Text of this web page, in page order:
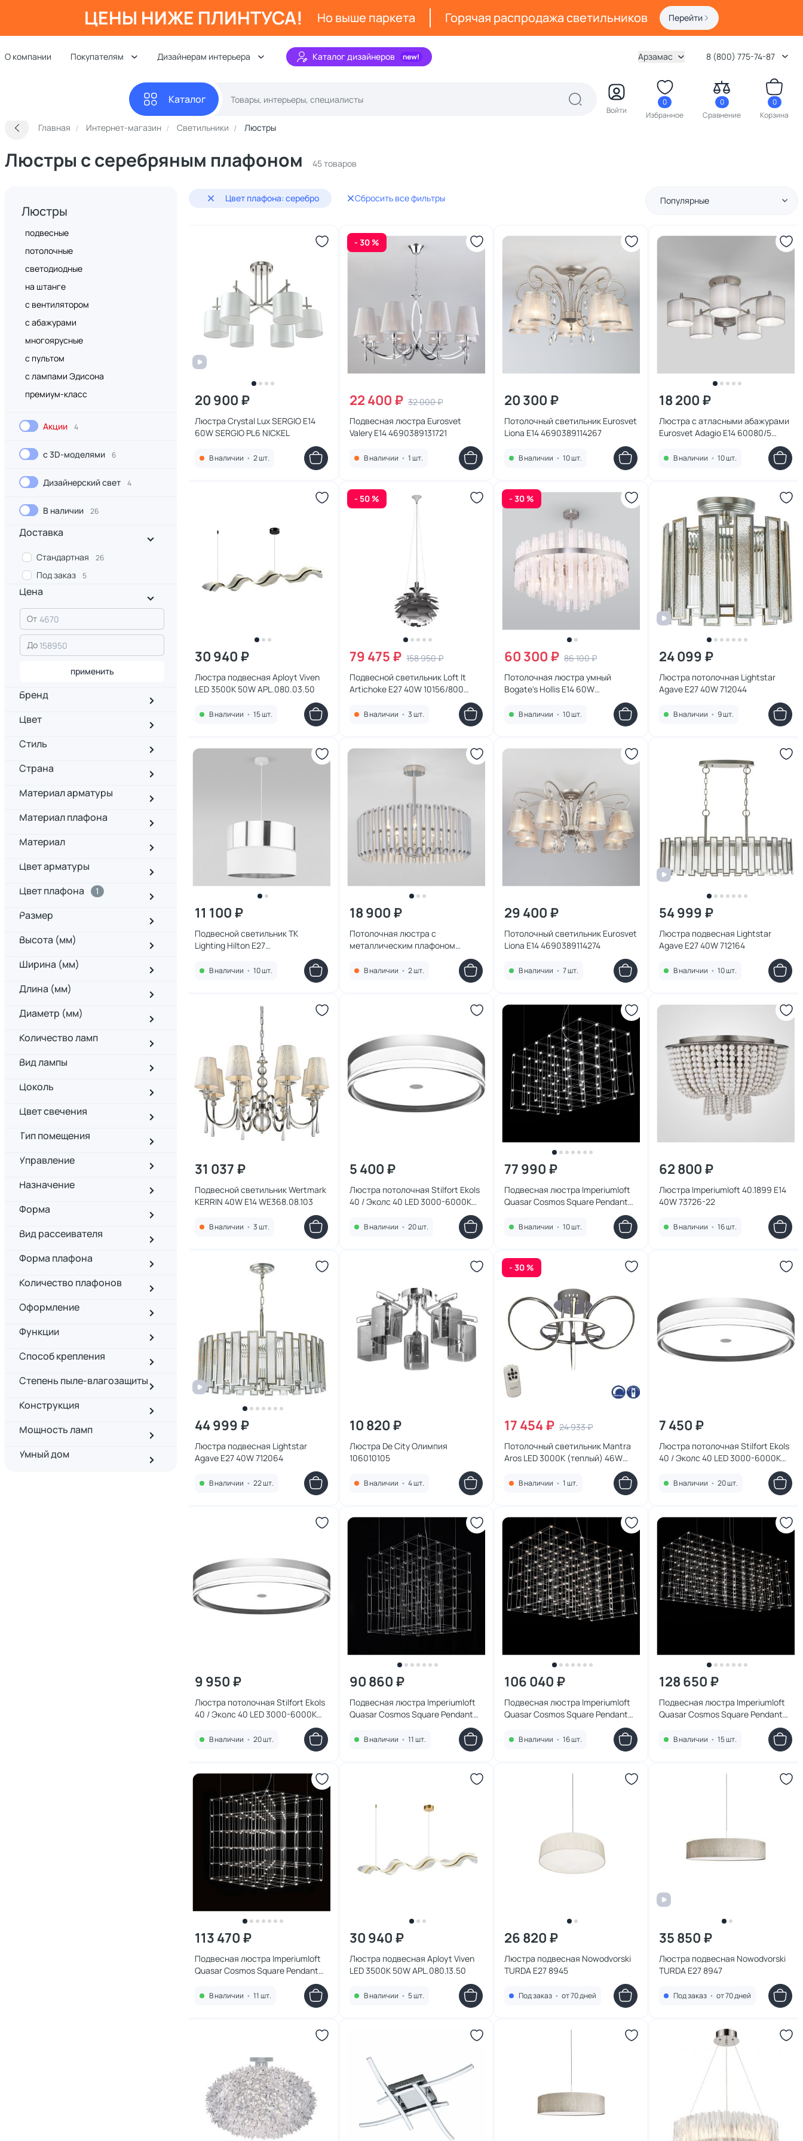
ЦЕНЫ НИЖЕ ПЛИНТУСА! Но выше паркета Горячая распродажа светильников Перейти
О компании Покупателям Дизайнерам интерьера Каталог дизайнеров Арзамас 8 (800) 775-74-87
Каталог
Войти
0
Избранное
0
Сравнение
0
Корзина
Главная Интернет-магазин Светильники Люстры
Люстры с серебряным плафоном 45 товаров
Люстры
подвесные
потолочные
светодиодные
на штанге
с вентилятором
с абажурами
многоярусные
с пультом
с лампами Эдисона
премиум-класс
Акции 4
с 3D-моделями 6
Дизайнерский свет 4
В наличии 26
Доставка
Стандартная 26
Под заказ 5
Цена
От
До
применить
Бренд
Цвет
Стиль
Страна
Материал арматуры
Материал плафона
Материал
Цвет арматуры
Цвет плафона
1
Размер
Высота (мм)
Ширина (мм)
Длина (мм)
Диаметр (мм)
Количество ламп
Вид лампы
Цоколь
Цвет свечения
Тип помещения
Управление
Назначение
Форма
Вид рассеивателя
Форма плафона
Количество плафонов
Оформление
Функции
Способ крепления
Степень пыле-влагозащиты
Конструкция
Мощность ламп
Умный дом
Цвет плафона: серебро Сбросить все фильтры Популярные
20 900 ₽
Люстра Crystal Lux SERGIO E14
60W SERGIO PL6 NICKEL
В наличии • 2 шт.
- 30 %
22 400 ₽ 32 000 ₽
Подвесная люстра Eurosvet
Valery E14 4690389131721
В наличии • 1 шт.
20 300 ₽
Потолочный светильник Eurosvet
Liona E14 4690389114267
В наличии • 10 шт.
18 200 ₽
Люстра с атласными абажурами
Eurosvet Adagio E14 60080/5
В наличии • 10 шт.
30 940 ₽
Люстра подвесная Aployt Viven
LED 3500К 50W APL.080.03.50
В наличии • 15 шт.
- 50 %
79 475 ₽ 158 950 ₽
Подвесной светильник Loft It
Artichoke E27 40W 10156/800
В наличии • 3 шт.
- 30 %
60 300 ₽ 86 100 ₽
Потолочная люстра умный
Bogate's Hollis E14 60W
В наличии • 10 шт.
24 099 ₽
Люстра потолочная Lightstar
Agave E27 40W 712044
В наличии • 9 шт.
11 100 ₽
Подвесной светильник TK
Lighting Hilton E27
В наличии • 10 шт.
18 900 ₽
Потолочная люстра с
металлическим плафоном
2900К (теплый) 60W
В наличии • 2 шт.
29 400 ₽
Потолочный светильник Eurosvet
Liona E14 4690389114274
В наличии • 7 шт.
54 999 ₽
Люстра подвесная Lightstar
Agave E27 40W 712164
В наличии • 10 шт.
31 037 ₽
Подвесной светильник Wertmark
KERRIN 40W E14 WE368.08.103
В наличии • 3 шт.
5 400 ₽
Люстра потолочная Stilfort Ekols
40 / Эколс 40 LED 3000-6000K
В наличии • 20 шт.
77 990 ₽
Подвесная люстра Imperiumloft
Quasar Cosmos Square Pendant
Light 120/60/60 LED 1W 144369-22
В наличии • 10 шт.
62 800 ₽
Люстра Imperiumloft 40.1899 E14
40W 73726-22
В наличии • 16 шт.
44 999 ₽
Люстра подвесная Lightstar
Agave E27 40W 712064
В наличии • 22 шт.
10 820 ₽
Люстра De City Олимпия
106010105
В наличии • 4 шт.
- 30 %
17 454 ₽ 24 933 ₽
Потолочный светильник Mantra
Aros LED 3000К (теплый) 46W
В наличии • 1 шт.
7 450 ₽
Люстра потолочная Stilfort Ekols
40 / Эколс 40 LED 3000-6000K
В наличии • 20 шт.
9 950 ₽
Люстра потолочная Stilfort Ekols
40 / Эколс 40 LED 3000-6000K
В наличии • 20 шт.
90 860 ₽
Подвесная люстра Imperiumloft
Quasar Cosmos Square Pendant
Light 80/80/80 LED 1W 252288-22
В наличии • 11 шт.
106 040 ₽
Подвесная люстра Imperiumloft
Quasar Cosmos Square Pendant
Light 80/80/140 LED 1W 252289-22
В наличии • 16 шт.
128 650 ₽
Подвесная люстра Imperiumloft
Quasar Cosmos Square Pendant
Light 80/80/200 LED 1W 252290-
22 В наличии • 15 шт.
113 470 ₽
Подвесная люстра Imperiumloft
Quasar Cosmos Square Pendant
Light 100/100/100 LED 1W 252291-
22 В наличии • 11 шт.
30 940 ₽
Люстра подвесная Aployt Viven
LED 3500К 50W APL.080.13.50
В наличии • 5 шт.
26 820 ₽
Люстра подвесная Nowodvorski
TURDA E27 8945
Под заказ • от 70 дней
35 850 ₽
Люстра подвесная Nowodvorski
TURDA E27 8947
Под заказ • от 70 дней